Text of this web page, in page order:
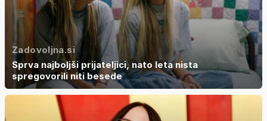
Zadovoljna.si
Sprva najboljši prijateljici, nato leta nista
spregovorili niti besede